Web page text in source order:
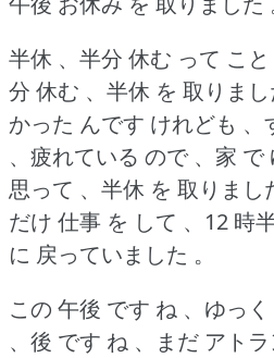
半休 、半分 休む って こと
分 休む 、半休 を 取りまし
かった んです けれども
、疲れている ので 、家 で
思って 、半休 を 取りまし
だけ 仕事 を して 、12 時
に 戻っていました 。
この 午後 です ね 、ゆっ
、後 です ね 、まだ アト